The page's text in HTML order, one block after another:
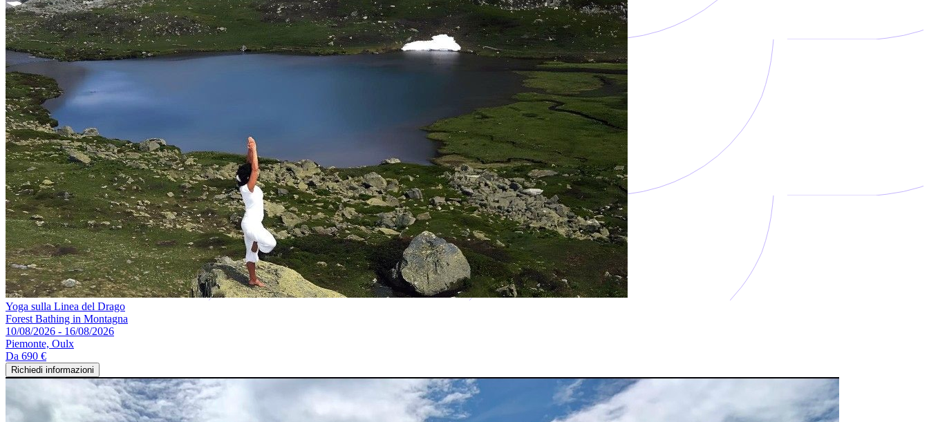
Yoga sulla Linea del Drago
Forest Bathing in Montagna
10/08/2026 - 16/08/2026
Piemonte, Oulx
Da 690 €
Richiedi informazioni